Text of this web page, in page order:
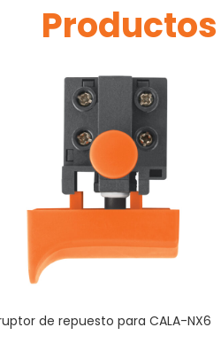
de repuesto para CALA-NX6